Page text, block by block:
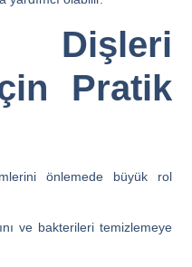
Dişleri
Pratik
önlemede büyük rol
ve bakterileri temizlemeye